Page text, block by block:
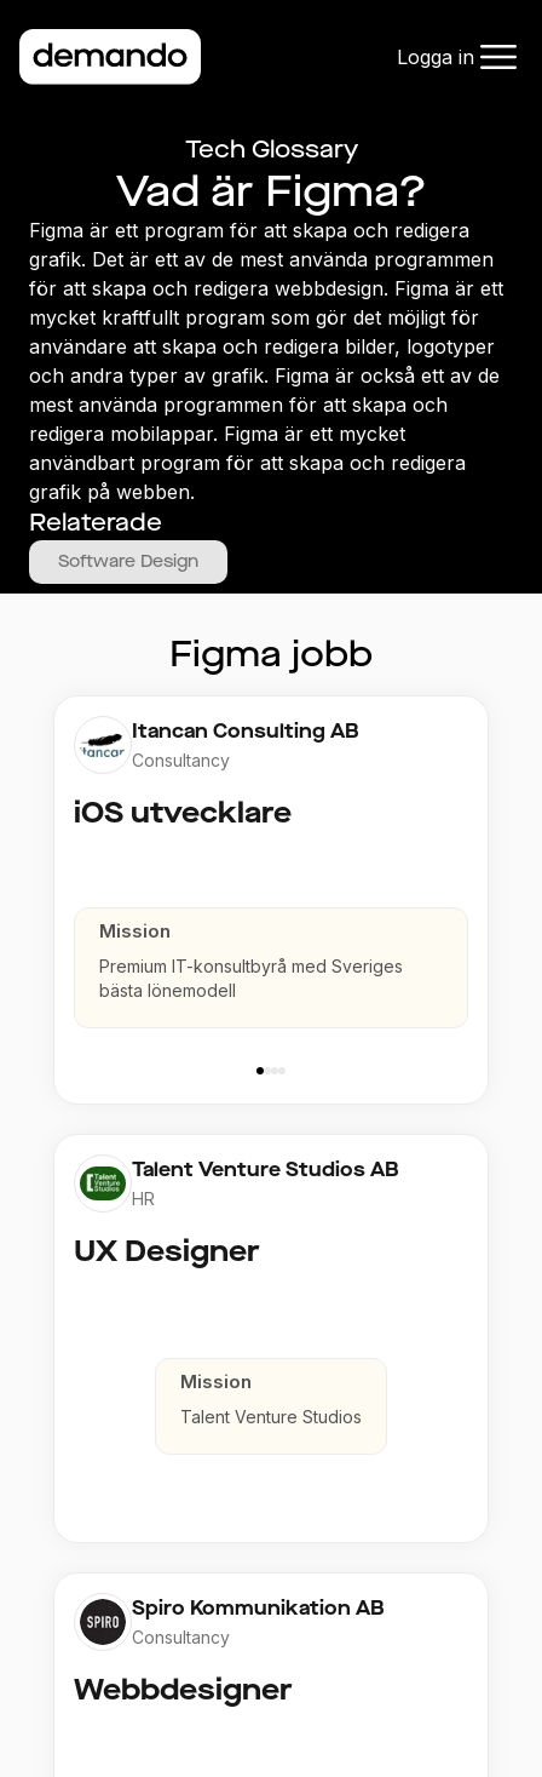
Logga in
Tech Glossary
Vad är Figma?
Figma är ett program för att skapa och redigera
grafik. Det är ett av de mest använda programmen
för att skapa och redigera webbdesign. Figma är ett
mycket kraftfullt program som gör det möjligt för
användare att skapa och redigera bilder, logotyper
och andra typer av grafik. Figma är också ett av de
mest använda programmen för att skapa och
redigera mobilappar. Figma är ett mycket
användbart program för att skapa och redigera
grafik på webben.
Relaterade
Software Design
Figma jobb
Itancan Consulting AB
Consultancy
iOS utvecklare
Mission
Premium IT-konsultbyrå med Sveriges
bästa lönemodell
Talent Venture Studios AB
HR
UX Designer
Mission
Talent Venture Studios
Spiro Kommunikation AB
Consultancy
Webbdesigner